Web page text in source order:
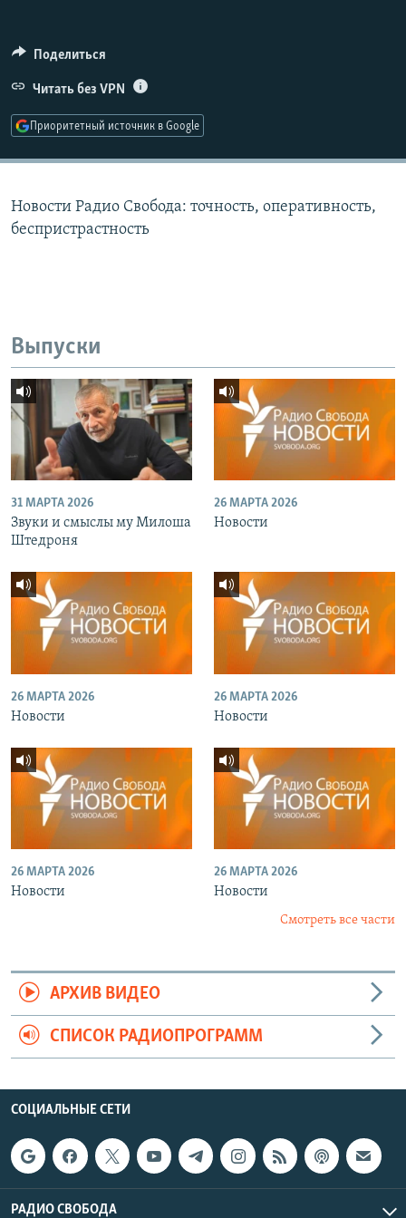
ПОДПИШИТЕСЬ НА РАССЫЛКУ
СОЦИАЛЬНЫЕ СЕТИ
Поделиться
Читать без VPN
Приоритетный источник в Google
Новости Радио Свобода: точность, оперативность,
беспристрастность
Выпуски
31 МАРТА 2026
Звуки и смыслы му Милоша
Штедроня
26 МАРТА 2026
Новости
26 МАРТА 2026
Новости
26 МАРТА 2026
Новости
26 МАРТА 2026
Новости
26 МАРТА 2026
Новости
Смотреть все части
АРХИВ ВИДЕО
СПИСОК РАДИОПРОГРАММ
СОЦИАЛЬНЫЕ СЕТИ
РАДИО СВОБОДА